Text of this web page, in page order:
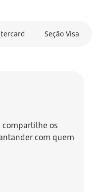
Seção Visa
compartilhe os
com quem